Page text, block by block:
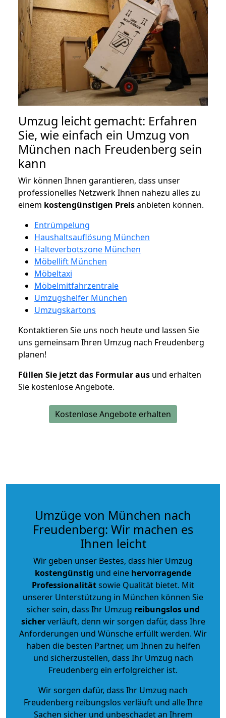
Umzug leicht gemacht: Erfahren
Sie, wie einfach ein Umzug von
München nach Freudenberg sein
kann
Wir können Ihnen garantieren, dass unser
professionelles Netzwerk Ihnen nahezu alles zu
einem kostengünstigen Preisanbieten können.
Entrümpelung
Haushaltsauflösung München
Halteverbotszone München
Möbellift München
Möbeltaxi
Möbelmitfahrzentrale
Umzugshelfer München
Umzugskartons
Kontaktieren Sie uns noch heute und lassen Sie
uns gemeinsam Ihren Umzug nach Freudenberg
planen!
Füllen Sie jetzt das Formular aus und erhalten
Sie kostenlose Angebote.
Kostenlose Angebote erhalten
Umzüge von München nach
Freudenberg: Wir machen es
Ihnen leicht
Wir geben unser Bestes, dass hier Umzug
kostengünstig und eine hervorragende
Professionalitätsowie Qualität bietet. Mit
unserer Unterstützung in München können Sie
sicher sein, dass Ihr Umzug reibungslos und
sicherverläuft, denn wir sorgen dafür, dass Ihre
Anforderungen und Wünsche erfüllt werden. Wir
haben die besten Partner, um Ihnen zu helfen
und sicherzustellen, dass Ihr Umzug nach
Freudenberg ein erfolgreicher ist.
Wir sorgen dafür, dass Ihr Umzug nach
Freudenberg reibungslos verläuft und alle Ihre
Sachen sicher und unbeschadet an Ihrem